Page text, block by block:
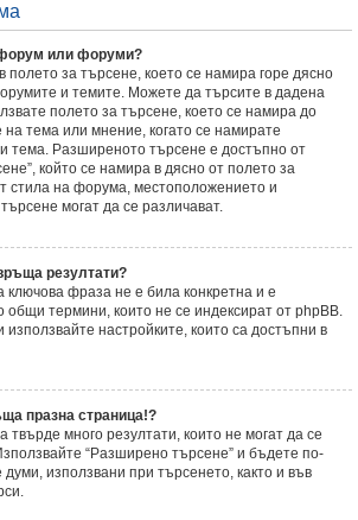
или форуми?
полето за търсене, което се намира горе дясно
и темите. Можете да търсите в дадена
полето за търсене, което се намира до
на тема или мнение, когато се намирате
тема. Разширеното търсене е достъпно от
който се намира в дясно от полето за
стила на форума, местоположението и
могат да се различават.
резултати?
ключова фраза не е била конкретна и е
термини, които не се индексират от phpBB.
настройките, които са достъпни в
празна страница!?
твърде много резултати, които не могат да се
“Разширено търсене” и бъдете по-
използвани при търсенето, както и във